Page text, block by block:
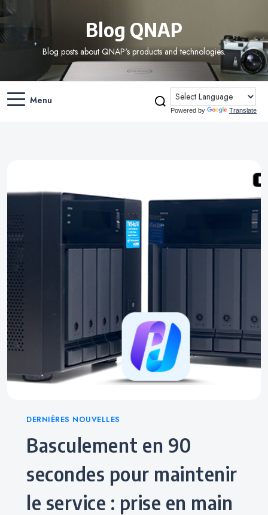
Blog QNAP
Blog posts about QNAP's products and technologies.
Menu
Powered by Translate
Categories
DERNIÈRES NOUVELLES
Basculement en 90
secondes pour maintenir
le service : prise en main